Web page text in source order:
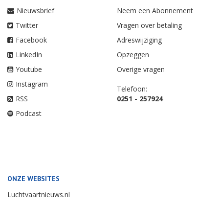
Nieuwsbrief
Twitter
Facebook
LinkedIn
Youtube
Instagram
RSS
Podcast
Neem een Abonnement
Vragen over betaling
Adreswijziging
Opzeggen
Overige vragen
Telefoon:
0251 - 257924
ONZE WEBSITES
Luchtvaartnieuws.nl